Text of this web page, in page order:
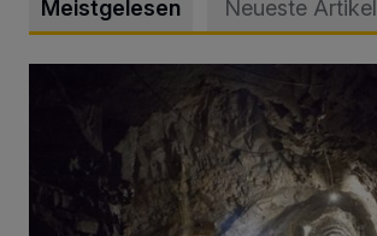
Meistgelesen Neueste Artikel